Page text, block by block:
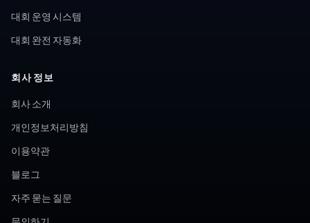
대회 운영 시스템
대회 완전 자동화
회사 정보
회사 소개
개인정보처리방침
이용약관
블로그
자주 묻는 질문